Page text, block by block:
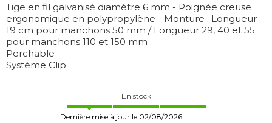
Tige en fil galvanisé diamètre 6 mm - Poignée creuse
ergonomique en polypropylène - Monture : Longueur
19 cm pour manchons 50 mm / Longueur 29, 40 et 55
pour manchons 110 et 150 mm
Perchable
Système Clip
En stock
Dernière mise à jour le 02/08/2026